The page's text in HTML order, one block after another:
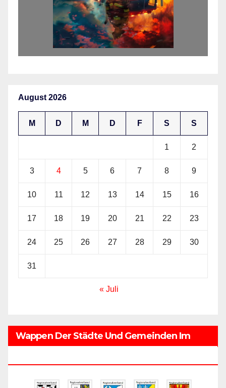
August 2026
M D M D F S S
1 2
3 4 5 6 7 8 9
10 11 12 13 14 15 16
17 18 19 20 21 22 23
24 25 26 27 28 29 30
31
« Juli
Wappen Der Städte Und Gemeinden Im